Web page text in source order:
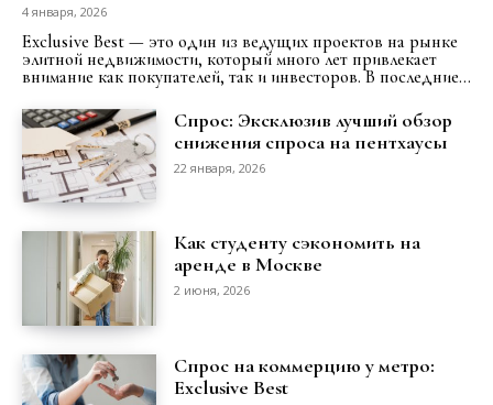
4 января, 2026
Exclusive Best — это один из ведущих проектов на рынке
элитной недвижимости, который много лет привлекает
внимание как покупателей, так и инвесторов. В последние...
Спрос: Эксклюзив лучший обзор
снижения спроса на пентхаусы
22 января, 2026
Как студенту сэкономить на
аренде в Москве
2 июня, 2026
Спрос на коммерцию у метро:
Exclusive Best